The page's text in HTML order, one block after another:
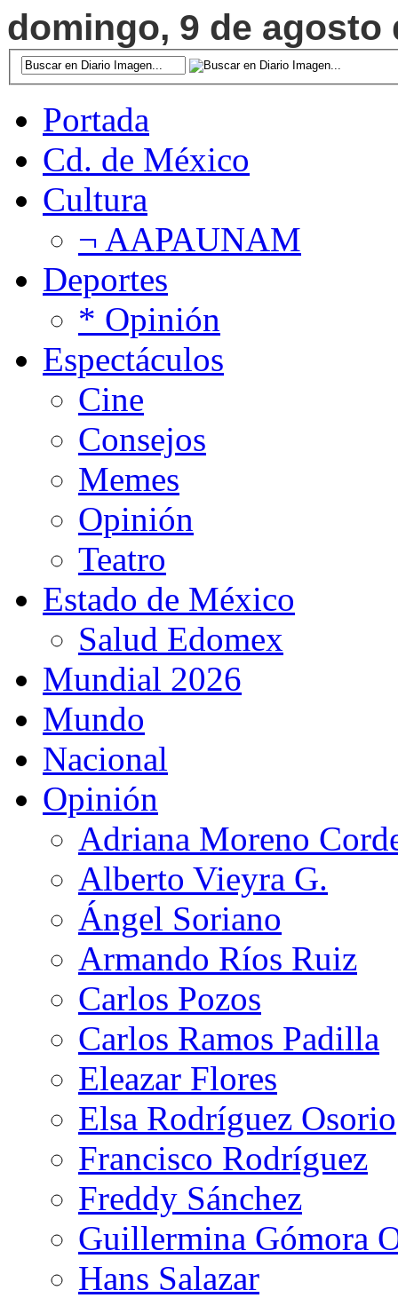
domingo, 9 de agosto
Portada
Cd. de México
Cultura
¬ AAPAUNAM
Deportes
* Opinión
Espectáculos
Cine
Consejos
Memes
Opinión
Teatro
Estado de México
Salud Edomex
Mundial 2026
Mundo
Nacional
Opinión
Adriana Moreno
Alberto Vieyra G.
Ángel Soriano
Armando Ríos Ruiz
Carlos Pozos
Carlos Ramos Padilla
Eleazar Flores
Elsa Rodríguez Osorio
Francisco Rodríguez
Freddy Sánchez
Guillermina Gómora
Hans Salazar